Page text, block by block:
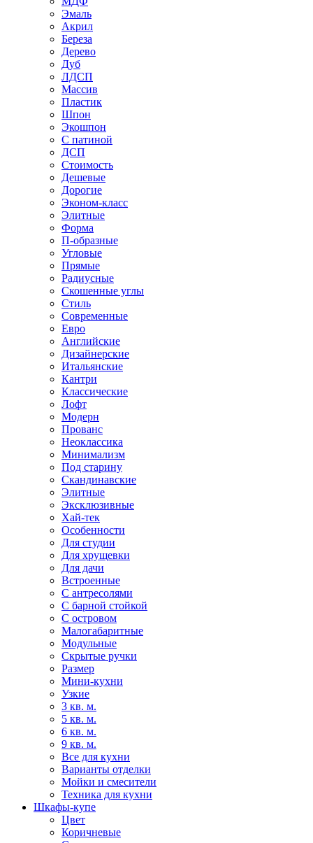
Эмаль
Акрил
Береза
Дерево
Дуб
ЛДСП
Массив
Пластик
Шпон
Экошпон
С патиной
ДСП
Стоимость
Дешевые
Дорогие
Эконом-класс
Элитные
Форма
П-образные
Угловые
Прямые
Радиусные
Скошенные углы
Стиль
Современные
Евро
Английские
Дизайнерские
Итальянские
Кантри
Классические
Лофт
Модерн
Прованс
Неоклассика
Минимализм
Под старину
Скандинавские
Элитные
Эксклюзивные
Хай-тек
Особенности
Для студии
Для хрущевки
Для дачи
Встроенные
С антресолями
С барной стойкой
С островом
Малогабаритные
Модульные
Скрытые ручки
Размер
Мини-кухни
Узкие
3 кв. м.
5 кв. м.
6 кв. м.
9 кв. м.
Все для кухни
Варианты отделки
Мойки и смесители
Техника для кухни
Шкафы-купе
Цвет
Коричневые